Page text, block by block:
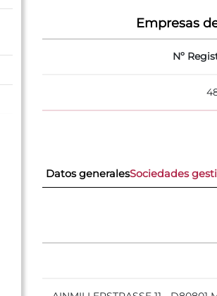
Empresas
Nº
Datos generalesSociedades